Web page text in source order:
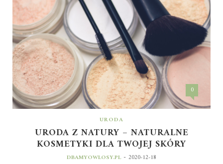
0
URODA
URODA Z NATURY – NATURALNE
KOSMETYKI DLA TWOJEJ SKÓRY
DBAMYOWLOSY.PL - 2020-12-18